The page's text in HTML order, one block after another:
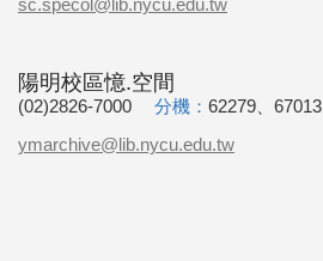
sc.specol@lib.nycu.edu.tw
陽明校區憶.空間
(02)2826-7000 分機： 62279、67013
ymarchive@lib.nycu.edu.tw